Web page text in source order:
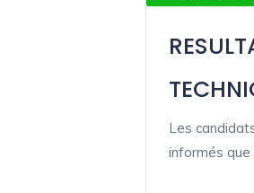
Les
informés